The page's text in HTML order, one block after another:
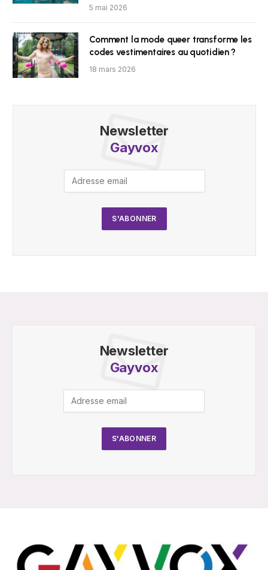
5 mai 2026
Comment la mode queer transforme les
codes vestimentaires au quotidien ?
18 mars 2026
Newsletter
Gayvox
Newsletter
Gayvox